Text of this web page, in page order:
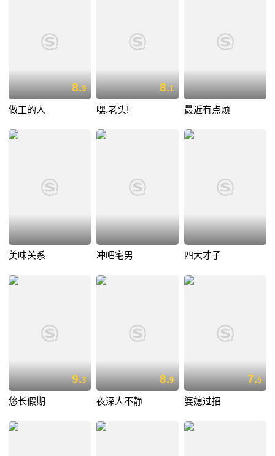
8.9
做工的人
8.1
嘿,老头! 最近有点烦
美味关系 冲吧宅男 四大才子
9.3
悠长假期
8.9
夜深人不静
7.5
婆媳过招